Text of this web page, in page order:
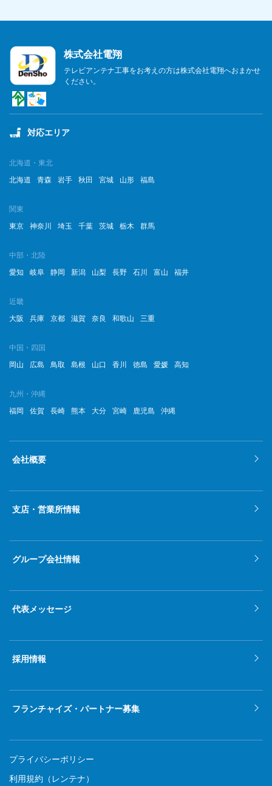
株式会社電翔
テレビアンテナ工事をお考えの方は株式会社電翔へおまかせ
ください。
対応エリア
北海道・東北
北海道
青森 岩手 秋田 宮城 山形 福島
関東
東京
神奈川 埼玉 千葉 茨城 栃木 群馬
中部・北陸
愛知
岐阜 静岡 新潟 山梨 長野 石川 富山 福井
近畿
大阪
兵庫 京都 滋賀 奈良 和歌山 三重
中国・四国
岡山
広島 鳥取 島根 山口 香川 徳島 愛媛 高知
九州・沖縄
福岡
佐賀 長崎 熊本 大分 宮崎 鹿児島 沖縄
会社概要
支店・営業所情報
グループ会社情報
代表メッセージ
採用情報
フランチャイズ・パートナー募集
プライバシーポリシー
利用規約（レンテナ）